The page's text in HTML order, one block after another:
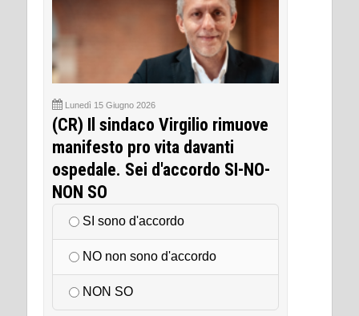
Lunedì 15 Giugno 2026
(CR) Il sindaco Virgilio rimuove
manifesto pro vita davanti
ospedale. Sei d'accordo SI-NO-
NON SO
SI sono d'accordo
NO non sono d'accordo
NON SO